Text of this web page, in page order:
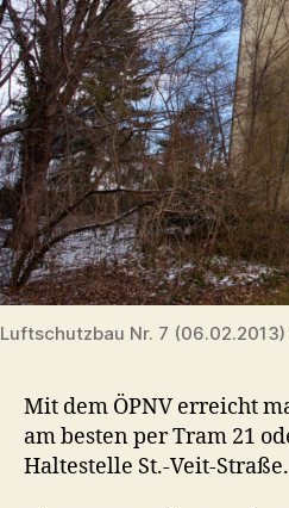
Luftschutzbau Nr. 7
Mit dem ÖPNV erreicht
am besten per Tram 21
Haltestelle St.-Veit-Straße.